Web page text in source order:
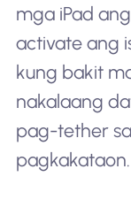
mga iPad
activate ang
kung bakit
nakalaang
pag-tether
pagkakataon.